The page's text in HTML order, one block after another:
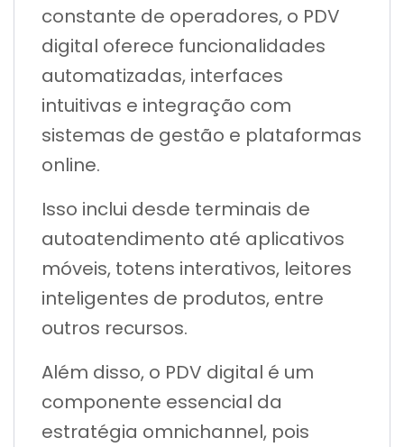
constante de operadores, o PDV
digital oferece funcionalidades
automatizadas, interfaces
intuitivas e integração com
sistemas de gestão e plataformas
online.
Isso inclui desde terminais de
autoatendimento até aplicativos
móveis, totens interativos, leitores
inteligentes de produtos, entre
outros recursos.
Além disso, o PDV digital é um
componente essencial da
estratégia omnichannel, pois